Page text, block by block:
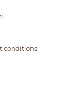
conditions